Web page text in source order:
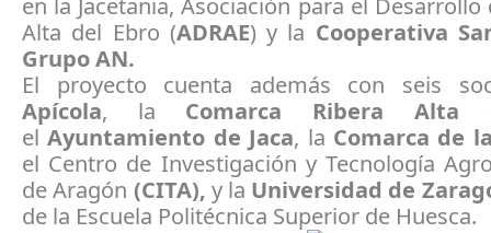
en la Jacetania, Asociación para el Desarrollo
Alta del Ebro (ADRAE) y la Cooperativa
Grupo AN.
El proyecto cuenta además con seis
Apícola, la Comarca Ribera Alta
elAyuntamiento de Jaca, la Comarca de
el Centro de Investigación y Tecnología
de Aragón (CITA), y la Universidad de
de la Escuela Politécnica Superior de Huesca.